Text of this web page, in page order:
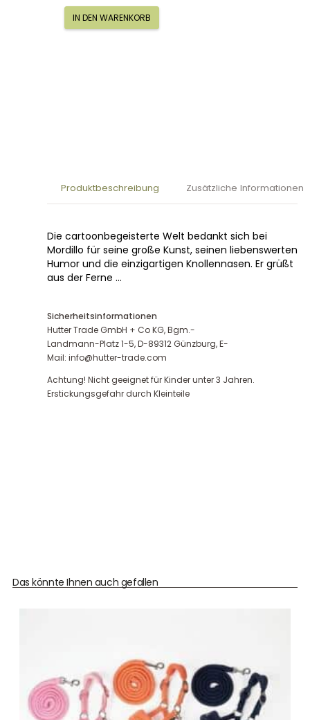
Heye
IN DEN WARENKORB
Produktbeschreibung Zusätzliche Informationen
Die cartoonbegeisterte Welt bedankt sich bei
Mordillo für seine große Kunst, seinen liebenswerten
Humor und die einzigartigen Knollennasen. Er grüßt
aus der Ferne …
Sicherheitsinformationen
Hutter Trade GmbH + Co KG, Bgm.-
Landmann-Platz 1-5, D-89312 Günzburg, E-
Mail: info@hutter-trade.com
Achtung! Nicht geeignet für Kinder unter 3 Jahren.
Erstickungsgefahr durch Kleinteile
Das könnte Ihnen auch gefallen